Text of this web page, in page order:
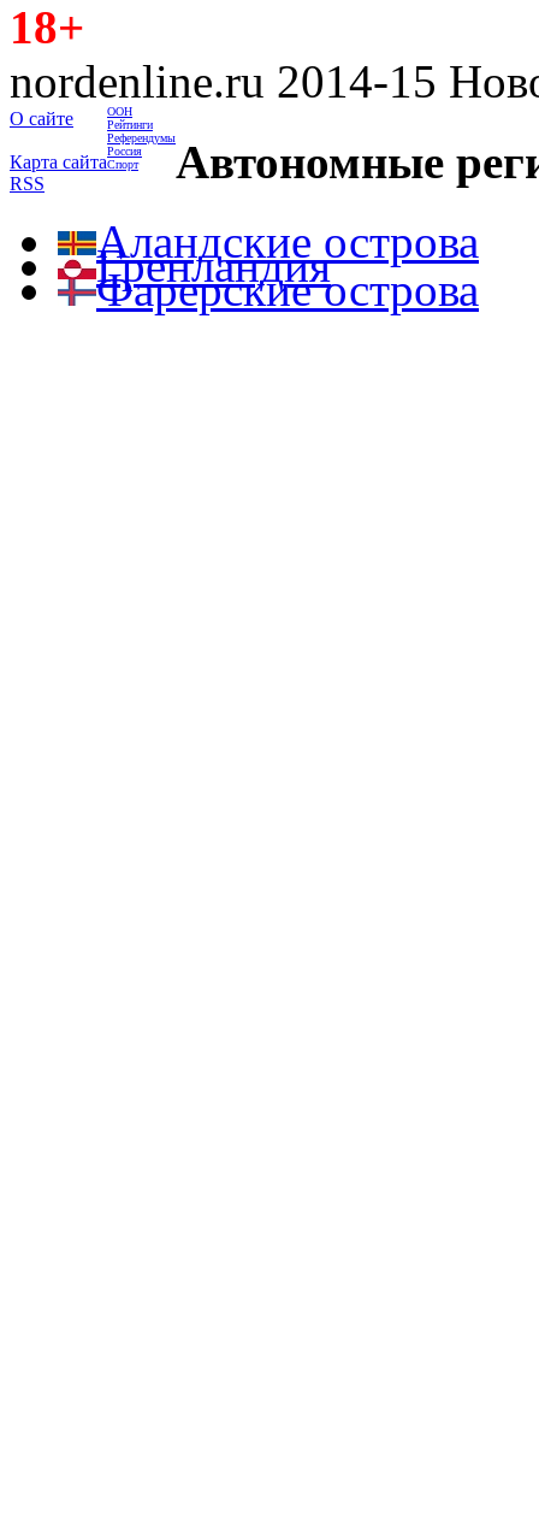
18+
nordenline.ru 2014-15
О сайте
Карта сайта
RSS
ООН
Рейтинги
Референдумы
Россия
Спорт
Автономные
Аландские острова
Гренландия
Фарерские острова